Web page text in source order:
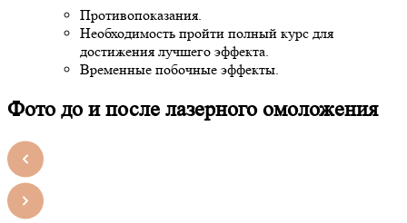
Противопоказания.
Необходимость пройти полный курс для
достижения лучшего эффекта.
Временные побочные эффекты.
Фото до и после лазерного омоложения